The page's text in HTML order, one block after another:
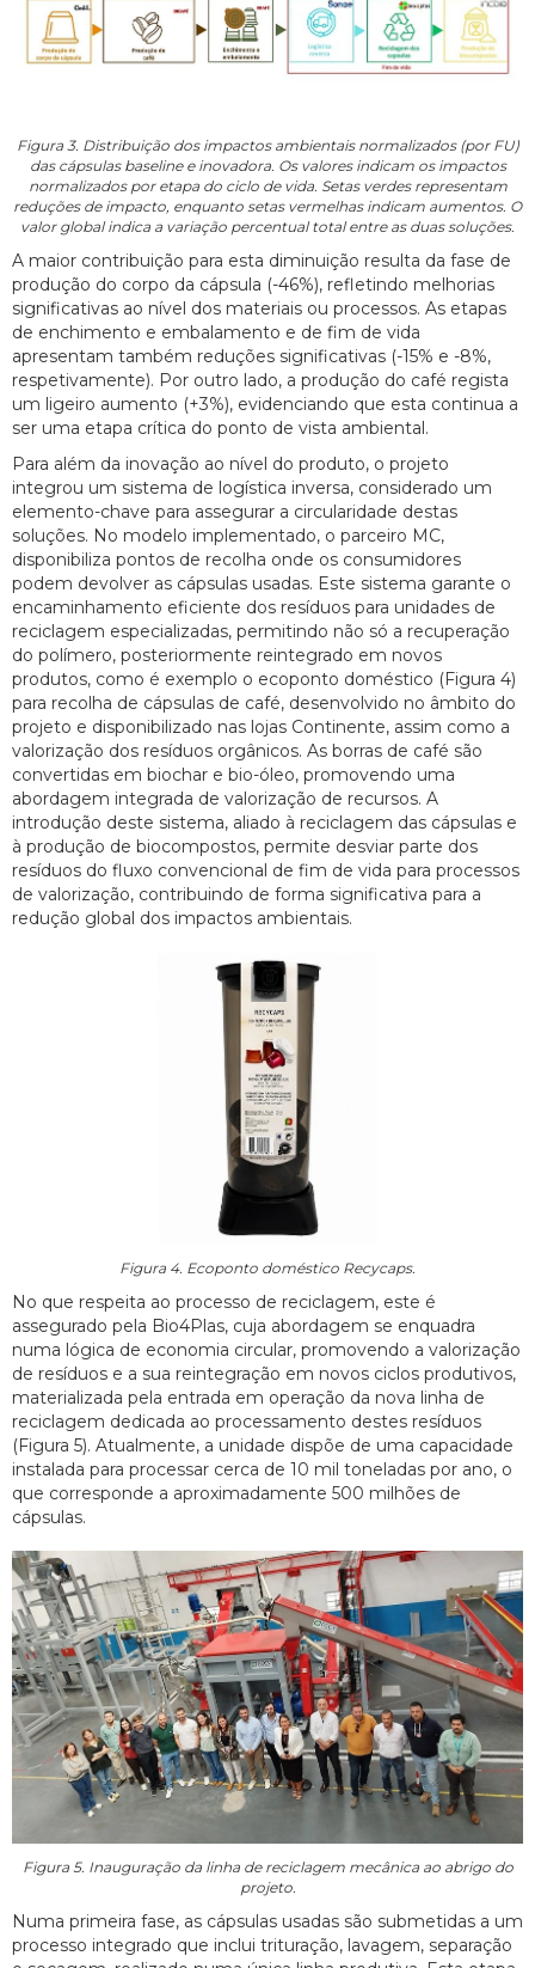
Figura 3. Distribuição dos impactos ambientais normalizados (por FU)
das cápsulas baseline e inovadora. Os valores indicam os impactos
normalizados por etapa do ciclo de vida. Setas verdes representam
reduções de impacto, enquanto setas vermelhas indicam aumentos. O
valor global indica a variação percentual total entre as duas soluções.
A maior contribuição para esta diminuição resulta da fase de
produção do corpo da cápsula (-46%), refletindo melhorias
significativas ao nível dos materiais ou processos. As etapas
de enchimento e embalamento e de fim de vida
apresentam também reduções significativas (-15% e -8%,
respetivamente). Por outro lado, a produção do café regista
um ligeiro aumento (+3%), evidenciando que esta continua a
ser uma etapa crítica do ponto de vista ambiental.
Para além da inovação ao nível do produto, o projeto
integrou um sistema de logística inversa, considerado um
elemento-chave para assegurar a circularidade destas
soluções. No modelo implementado, o parceiro MC,
disponibiliza pontos de recolha onde os consumidores
podem devolver as cápsulas usadas. Este sistema garante o
encaminhamento eficiente dos resíduos para unidades de
reciclagem especializadas, permitindo não só a recuperação
do polímero, posteriormente reintegrado em novos
produtos, como é exemplo o ecoponto doméstico (Figura 4)
para recolha de cápsulas de café, desenvolvido no âmbito do
projeto e disponibilizado nas lojas Continente, assim como a
valorização dos resíduos orgânicos. As borras de café são
convertidas em biochar e bio-óleo, promovendo uma
abordagem integrada de valorização de recursos. A
introdução deste sistema, aliado à reciclagem das cápsulas e
à produção de biocompostos, permite desviar parte dos
resíduos do fluxo convencional de fim de vida para processos
de valorização, contribuindo de forma significativa para a
redução global dos impactos ambientais.
Figura 4. Ecoponto doméstico Recycaps.
No que respeita ao processo de reciclagem, este é
assegurado pela Bio4Plas, cuja abordagem se enquadra
numa lógica de economia circular, promovendo a valorização
de resíduos e a sua reintegração em novos ciclos produtivos,
materializada pela entrada em operação da nova linha de
reciclagem dedicada ao processamento destes resíduos
(Figura 5). Atualmente, a unidade dispõe de uma capacidade
instalada para processar cerca de 10 mil toneladas por ano, o
que corresponde a aproximadamente 500 milhões de
cápsulas.
Figura 5. Inauguração da linha de reciclagem mecânica ao abrigo do
projeto.
Numa primeira fase, as cápsulas usadas são submetidas a um
processo integrado que inclui trituração, lavagem, separação